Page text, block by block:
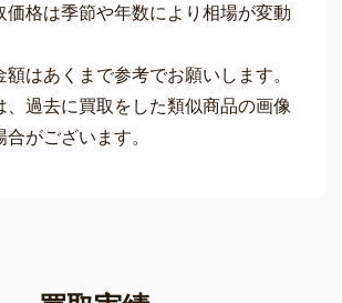
価格は季節や年数により相場が変動
額はあくまで参考でお願いします。
、過去に買取をした類似商品の画像
がございます。